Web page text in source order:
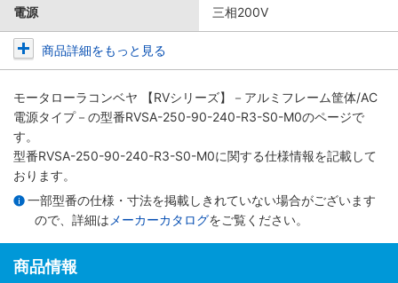
電源 三相200V
商品詳細をもっと見る
モータローラコンベヤ 【RVシリーズ】－アルミフレーム筐体/AC
電源タイプ－ の型番RVSA-250-90-240-R3-S0-M0のページで
す。
型番RVSA-250-90-240-R3-S0-M0に関する仕様情報を記載して
おります。
一部型番の仕様・寸法を掲載しきれていない場合がございます
ので、詳細は メーカーカタログをご覧ください。
商品情報